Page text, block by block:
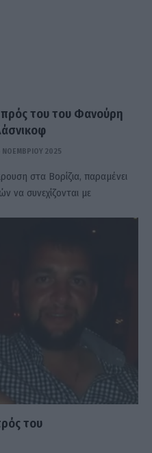
του του Φανούρη
ΝΟΕΜΒΡΊΟΥ 2025
στα Βορίζια, παραμένει
να συνεχίζονται με
του